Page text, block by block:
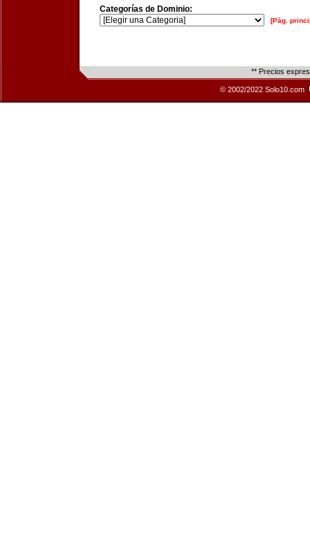
Categorías de Dominio:
[Pág.
** Precios
© 2002/2022 Solo10.com